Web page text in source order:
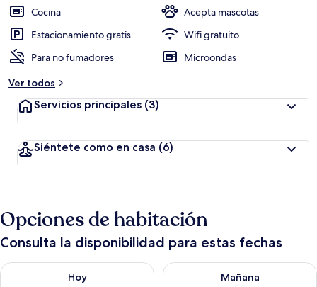
Cocina
Acepta mascotas
Estacionamiento gratis
Wifi gratuito
Para no fumadores
Microondas
Ver todos
Servicios principales (3)
Siéntete como en casa (6)
Opciones de habitación
Consulta la disponibilidad para estas fechas
Hoy
Consulta la disponibilidad para hoy ago 7 - ago 8
Mañana
Consulta la disponibilidad